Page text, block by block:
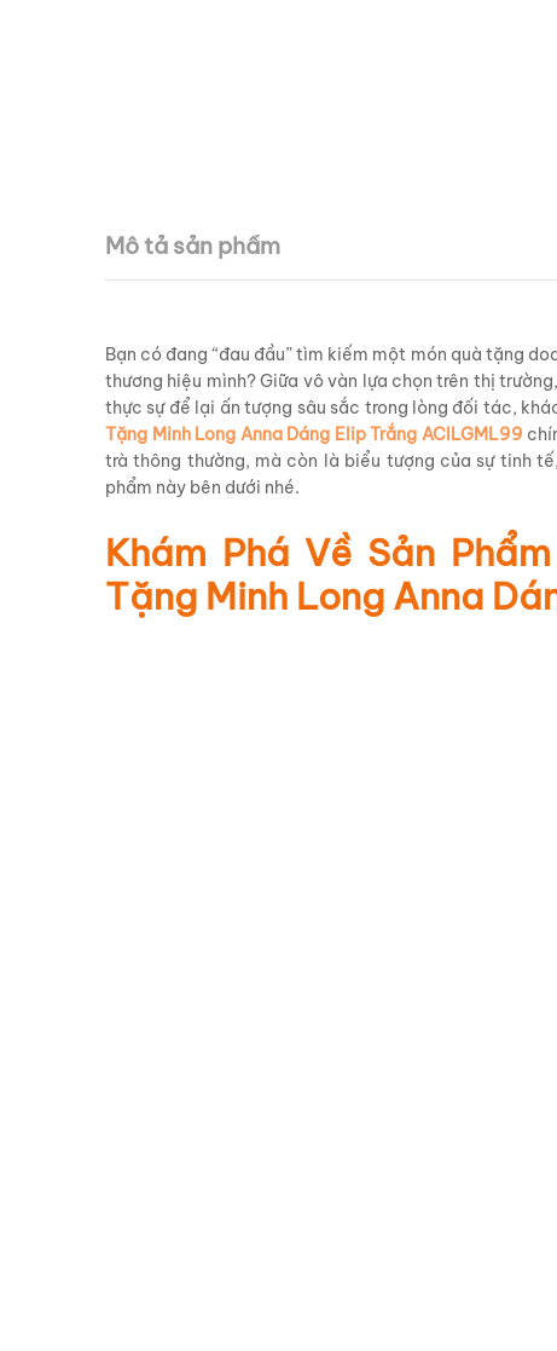
Mô tả sản phẩm
Bạn có đang “đau đầu” tìm kiếm một món quà tặng
thương hiệu mình? Giữa vô vàn lựa chọn trên thị
thực sự để lại ấn tượng sâu sắc trong lòng đối tác,
Tặng Minh Long Anna Dáng Elip Trắng ACILGML99
trà thông thường, mà còn là biểu tượng của sự tinh
phẩm này bên dưới nhé.
Khám Phá Về Sản
Tặng Minh Long Anna